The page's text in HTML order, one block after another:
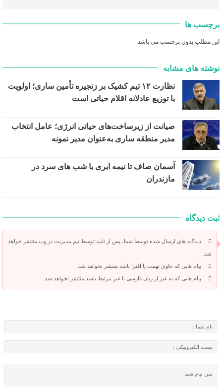
برچسب ها
این مطلب بدون برچسب می باشد.
نوشته های مشابه
نظارت ۱۲ تیم کشیک بر زنجیره تأمین ساری؛ اولویت
با توزیع عادلانه اقلام حیاتی است
صیانت از زیرساخت‌های حیاتی انرژی؛ عامل انتخاب
مدیر منطقه ساری به‌عنوان مدیر نمونه
آسمان صاف تا نیمه ابری با شب های سرد در
مازندران
ثبت دیدگاه
دیدگاه های ارسال شده توسط شما، پس از تایید توسط تیم مدیریت در وب منتشر خواهد
شد.
پیام هایی که حاوی تهمت یا افترا باشد منتشر نخواهد شد.
پیام هایی که به غیر از زبان فارسی یا غیر مرتبط باشد منتشر نخواهد شد.